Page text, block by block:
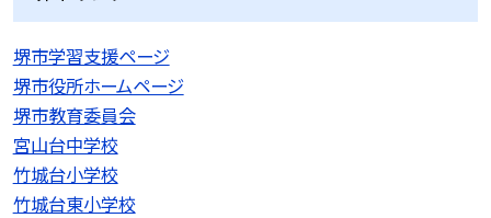
堺市学習支援ページ
堺市役所ホームページ
堺市教育委員会
宮山台中学校
竹城台小学校
竹城台東小学校